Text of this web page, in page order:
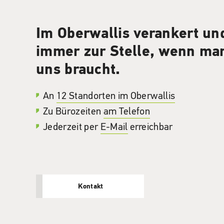
Im Oberwallis verankert
immer zur Stelle, wenn
uns braucht.
An 12 Standorten im Oberwallis
Zu Bürozeiten am Telefon
Jederzeit per E-Mail erreichbar
Kontakt